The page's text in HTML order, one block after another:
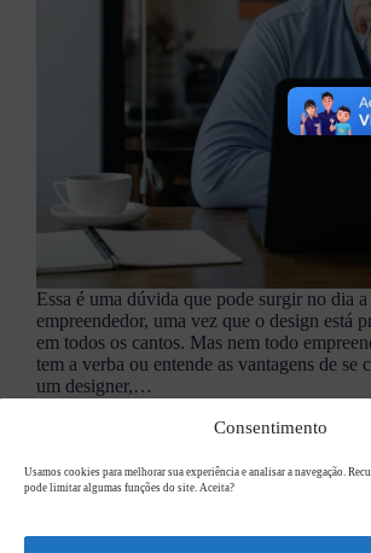
Consentimento
Usamos cookies para melhorar sua experiência e analisar a navegação.
pode limitar algumas funções do site. Aceita?
Essa é uma dúvida que pode surgir no dia
empreendedor, uma vez que o design está
em todos os cantos. Mas nem todo
tem a verba ou entende as vantagens de se
um designer,…